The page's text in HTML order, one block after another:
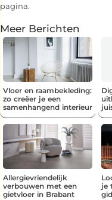
pagina.
Meer Berichten
Vloer en raambekleding:
zo creëer je een
samenhangend interieur
Allergievriendelijk
verbouwen met een
gietvloer in Brabant
je